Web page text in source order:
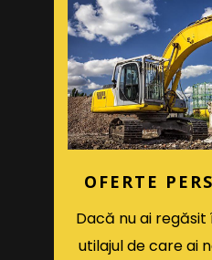
OFERTE
Dacă nu ai
utilajul de care ai